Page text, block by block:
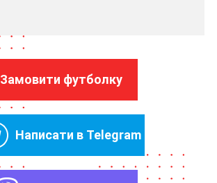
Замовити футболку
Написати в Telegram